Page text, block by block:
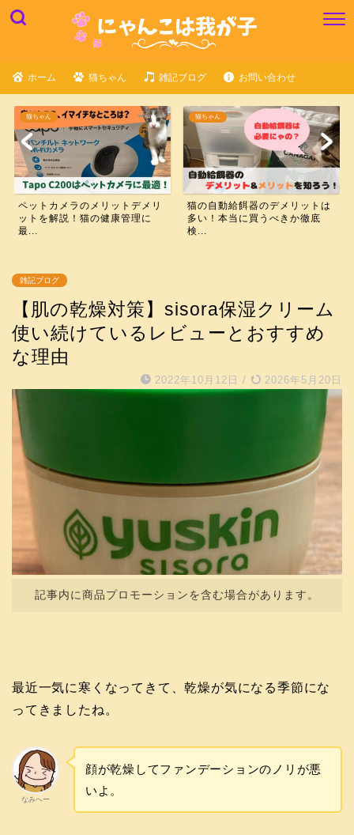
ホーム 猫ちゃん 雑記ブログ お問い合わせ
猫ちゃん
ペットカメラのメリットデメリ
ットを解説！猫の健康管理に
最...
猫ちゃん
猫の自動給餌器のデメリットは
多い！本当に買うべきか徹底
検...
雑記ブログ
【肌の乾燥対策】sisora保湿クリーム
使い続けているレビューとおすすめ
な理由
2022年10月12日 / 2026年5月20日
記事内に商品プロモーションを含む場合があります。
最近一気に寒くなってきて、乾燥が気になる季節にな
ってきましたね。
なみへー
顔が乾燥してファンデーションのノリが悪
いよ。